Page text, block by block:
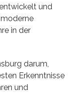
und
in der
darum,
Erkenntnisse
und